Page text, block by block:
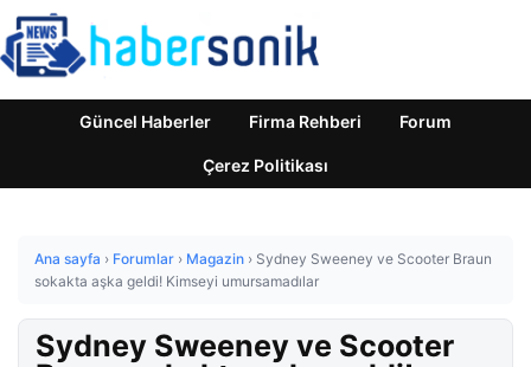
Güncel Haberler Firma Rehberi Forum
Çerez Politikası
Ana sayfa › Forumlar › Magazin › Sydney Sweeney ve Scooter Braun
sokakta aşka geldi! Kimseyi umursamadılar
Sydney Sweeney ve Scooter